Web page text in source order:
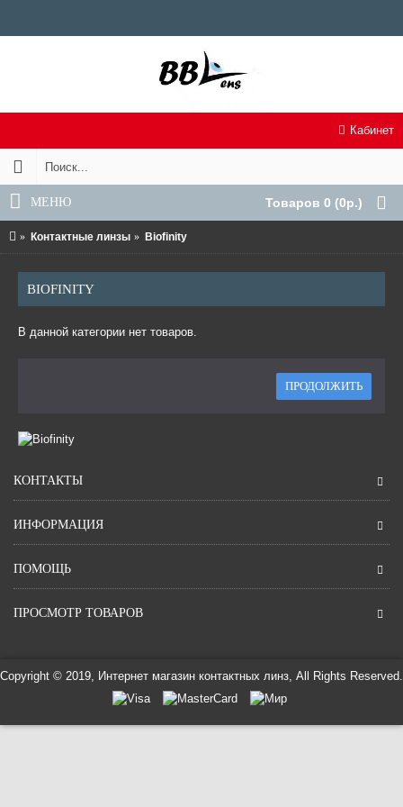
Товаров 0 (0р.)
Кабинет
МЕНЮ
Контактные линзы Biofinity
BIOFINITY
В данной категории нет товаров.
ПРОДОЛЖИТЬ
КОНТАКТЫ
ИНФОРМАЦИЯ
ПОМОЩЬ
ПРОСМОТР ТОВАРОВ
Copyright © 2019, Интернет магазин контактных линз, All Rights Reserved.